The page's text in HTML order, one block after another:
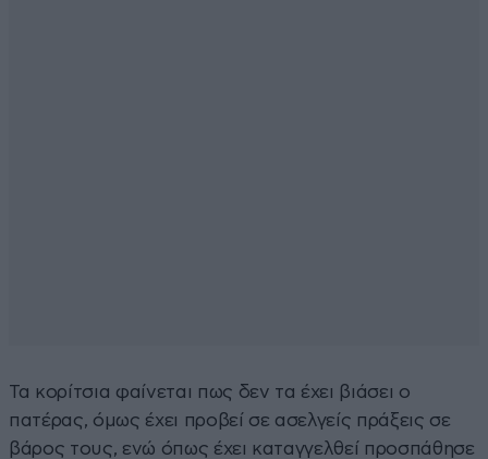
Τα κορίτσια φαίνεται πως δεν τα έχει βιάσει ο
πατέρας, όμως έχει προβεί σε ασελγείς πράξεις σε
βάρος τους, ενώ όπως έχει καταγγελθεί προσπάθησε